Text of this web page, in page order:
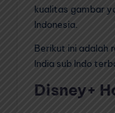
kualitas gambar
Indonesia.
Berikut ini adalah
India sub Indo
Disney+